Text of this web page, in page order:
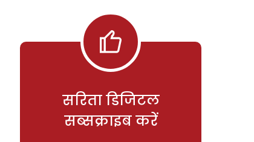
सरिता डिजिटल
सब्सक्राइब करें